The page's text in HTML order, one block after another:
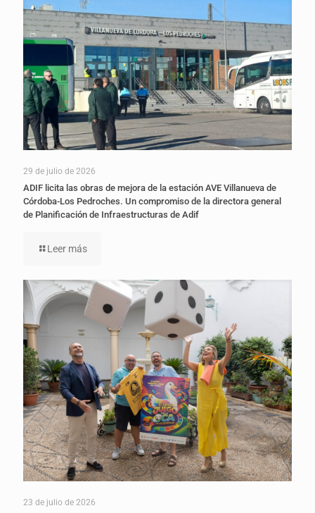
29 de julio de 2026
ADIF licita las obras de mejora de la estación AVE Villanueva de
Córdoba-Los Pedroches. Un compromiso de la directora general
de Planificación de Infraestructuras de Adif
Leer más
23 de julio de 2026